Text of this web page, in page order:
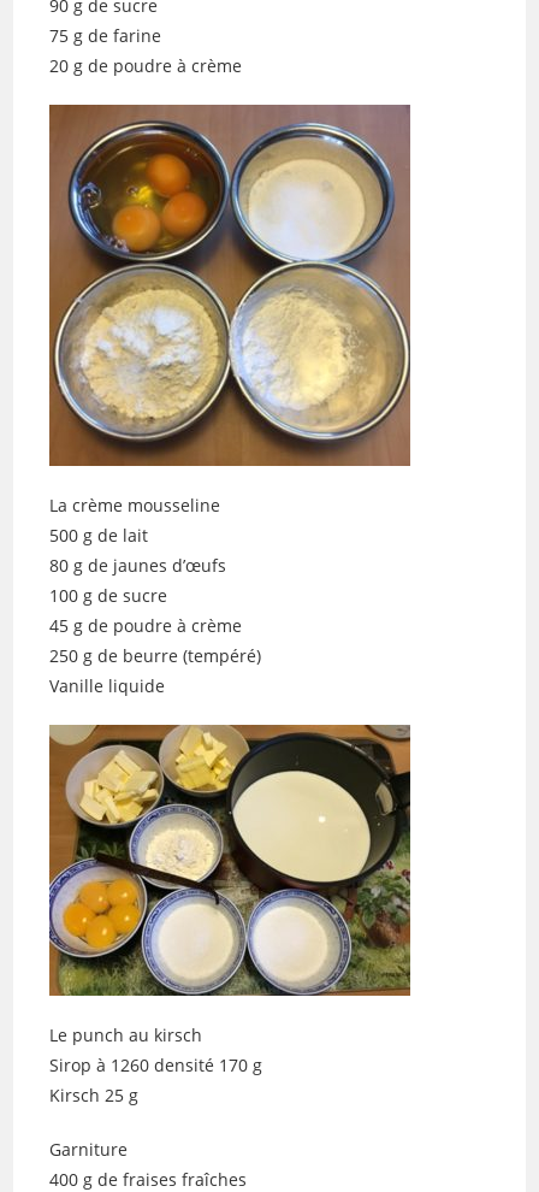
90 g de sucre
75 g de farine
20 g de poudre à crème
La crème mousseline
500 g de lait
80 g de jaunes d’œufs
100 g de sucre
45 g de poudre à crème
250 g de beurre (tempéré)
Vanille liquide
Le punch au kirsch
Sirop à 1260 densité 170 g
Kirsch 25 g
Garniture
400 g de fraises fraîches